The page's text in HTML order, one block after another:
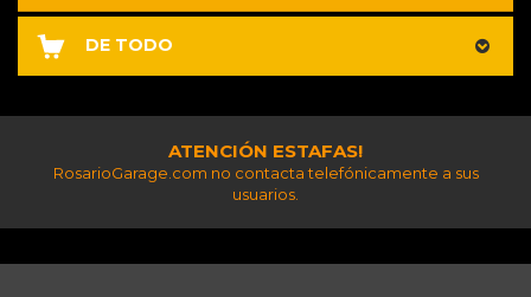
DE TODO
ATENCIÓN ESTAFAS!
RosarioGarage.com no contacta telefónicamente a sus
usuarios.